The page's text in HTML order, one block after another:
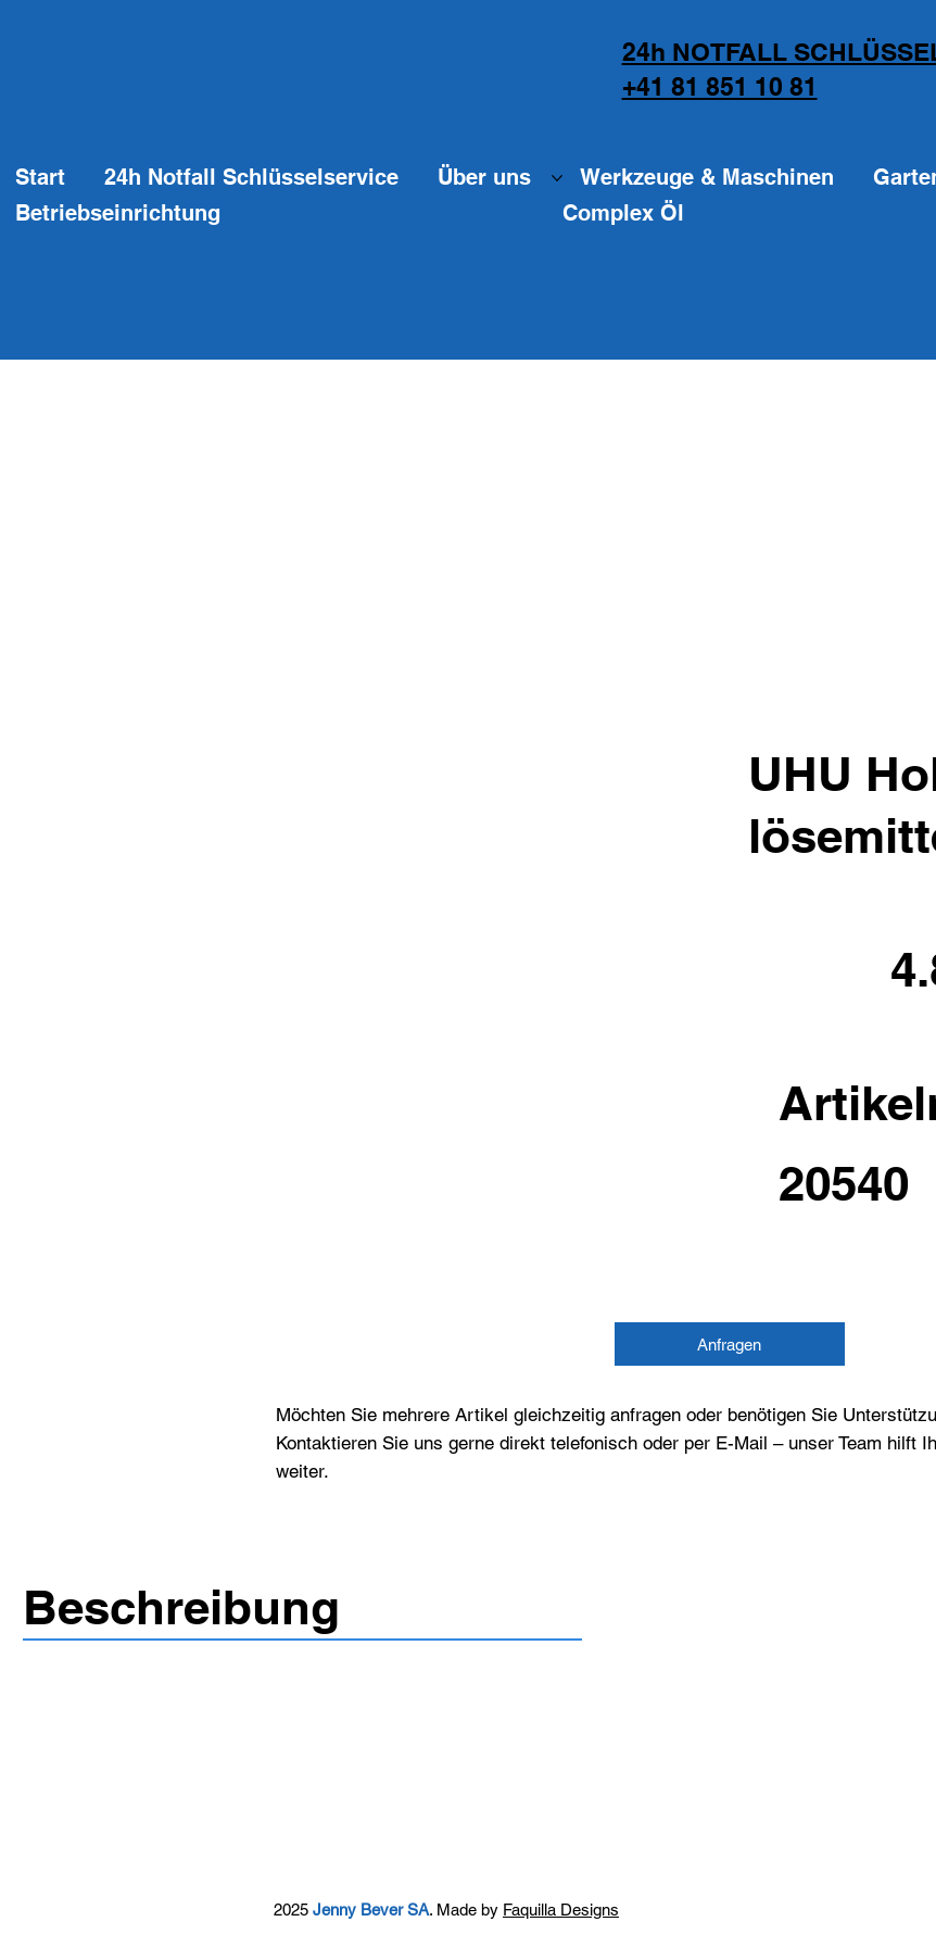
24h NOTFALL
+41 81 851 10 81
Start 24h Notfall Schlüsselservice Über uns Werkzeuge & Maschinen
Betriebseinrichtung
Complex Öl
UHU
20540
Anfragen
Möchten Sie mehrere Artikel gleichzeitig anfragen oder benötigen Sie
Kontaktieren Sie uns gerne direkt telefonisch oder per E-Mail – unser Team hilft
weiter.
Beschreibung
2025 Jenny Bever SA. Made by Faquilla Designs